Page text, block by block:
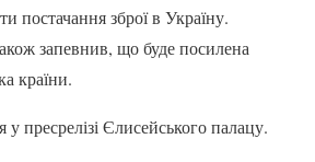
постачання зброї в Україну.
запевнив, що буде посилена
країни.
пресрелізі Єлисейського палацу.